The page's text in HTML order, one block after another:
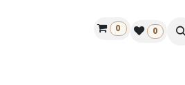
Finde einen Händler
0 0